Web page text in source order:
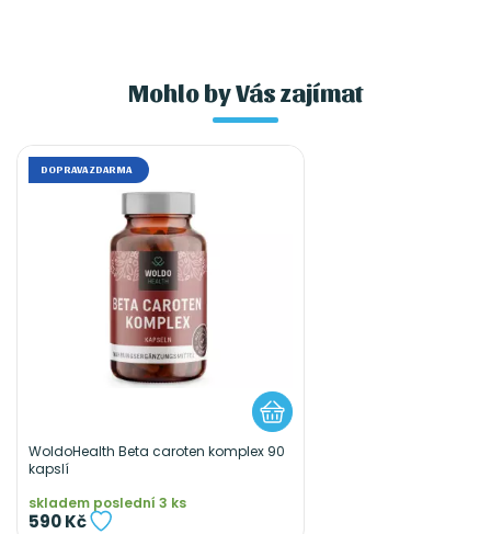
Mohlo by Vás zajímat
DOPRAVA ZDARMA
WoldoHealth Beta caroten komplex 90
kapslí
skladem poslední 3 ks
590 Kč